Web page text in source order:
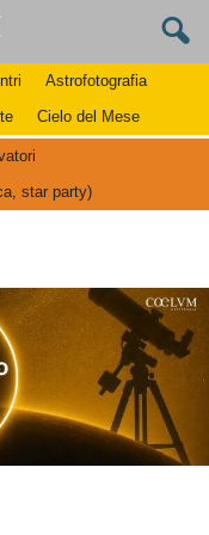
Astrofotografia
Cielo del Mese
star party)